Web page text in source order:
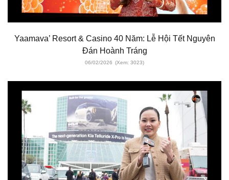
Yaamava’ Resort & Casino 40 Năm: Lễ Hội Tết Nguyên
Đán Hoành Tráng
06/02/2026 (Xem: 3023)